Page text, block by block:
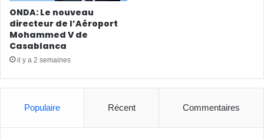
ONDA: Le nouveau
directeur de l’Aéroport
Mohammed V de
Casablanca
il y a 2 semaines
Populaire Récent Commentaires